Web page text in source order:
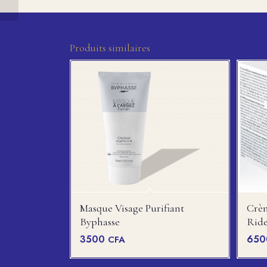
Produits similaires
Masque Visage Purifiant
Byphasse
3500 CFA